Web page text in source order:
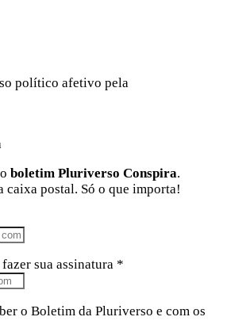
político afetivo pela
boletim Pluriverso Conspira.
caixa postal. Só o que importa!
sua assinatura *
o Boletim da Pluriverso e com os